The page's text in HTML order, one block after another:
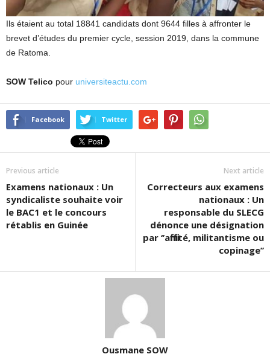
Ils étaient au total 18841 candidats dont 9644 filles à affronter le
brevet d’études du premier cycle, session 2019, dans la commune
de Ratoma.
SOW Telico pour universiteactu.com
Facebook Twitter
Previous article
Examens nationaux : Un
syndicaliste souhaite voir
le BAC1 et le concours
rétablis en Guinée
Next article
Correcteurs aux examens
nationaux : Un
responsable du SLECG
dénonce une désignation
par ‘’affinité, militantisme ou
copinage’’
Ousmane SOW